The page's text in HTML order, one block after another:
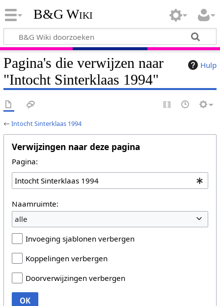
B&G Wiki
Hulp
Pagina's die verwijzen naar
"Intocht Sinterklaas 1994"
←Intocht Sinterklaas 1994
Verwijzingen naar deze pagina
Pagina:
Naamruimte:
alle
Invoeging sjablonen verbergen
Koppelingen verbergen
Doorverwijzingen verbergen
OK